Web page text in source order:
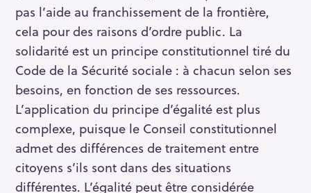
pas l’aide au franchissement de la frontière,
cela pour des raisons d’ordre public. La
solidarité est un principe constitutionnel tiré du
Code de la Sécurité sociale : à chacun selon ses
besoins, en fonction de ses ressources.
L’application du principe d’égalité est plus
complexe, puisque le Conseil constitutionnel
admet des différences de traitement entre
citoyens s’ils sont dans des situations
différentes. L’égalité peut être considérée